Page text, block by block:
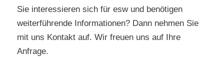
Sie interessieren sich für esw und benötigen
weiterführende Informationen? Dann nehmen Sie
mit uns Kontakt auf. Wir freuen uns auf Ihre
Anfrage.